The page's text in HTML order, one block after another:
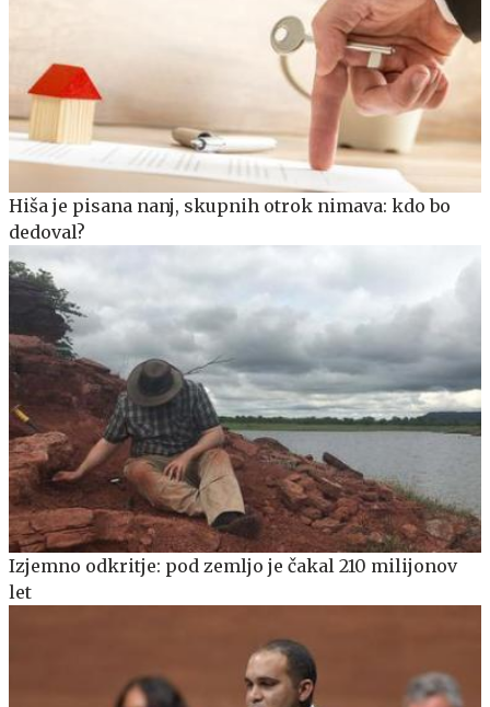
Hiša je pisana nanj, skupnih otrok nimava: kdo bo
dedoval?
Izjemno odkritje: pod zemljo je čakal 210 milijonov
let